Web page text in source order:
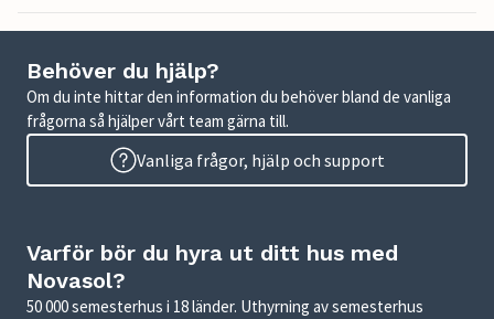
Behöver du hjälp?
Om du inte hittar den information du behöver bland de vanliga
frågorna så hjälper vårt team gärna till.
Vanliga frågor, hjälp och support
Varför bör du hyra ut ditt hus med
Novasol?
50 000 semesterhus i 18 länder. Uthyrning av semesterhus